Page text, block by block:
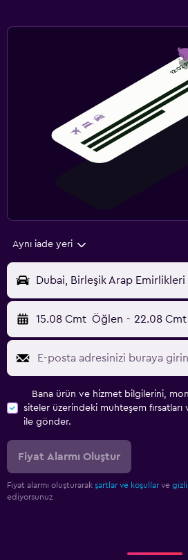
Aynı iade yeri
Dubai, Birleşik Arap Emirlikleri
15.08 Cmt Öğlen - 22.08 Cmt
Bana ürün ve hizmet bilgilerini,
siteler üzerindeki muhteşem
ile gönder.
Fiyat Alarmı Oluştur
Fiyat alarmı oluşturarak şartlar ve koşullar ve
ediyorsunuz